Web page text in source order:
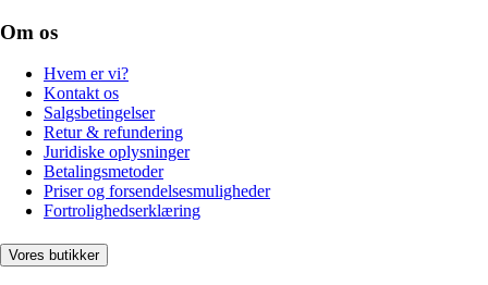
Om os
Hvem er vi?
Kontakt os
Salgsbetingelser
Retur & refundering
Juridiske oplysninger
Betalingsmetoder
Priser og forsendelsesmuligheder
Fortrolighedserklæring
Vores butikker